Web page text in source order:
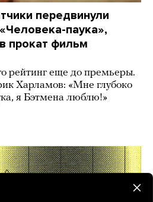
передвинули
паука»,
прокат фильм
рейтинг еще до премьеры.
Харламов: «Мне глубоко
я Бэтмена люблю!»